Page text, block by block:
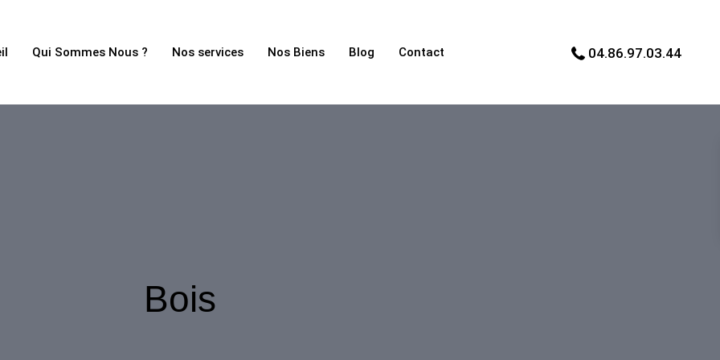
Qui Sommes Nous ? Nos services Nos Biens Blog Contact 04.86.97.03.44
Bois